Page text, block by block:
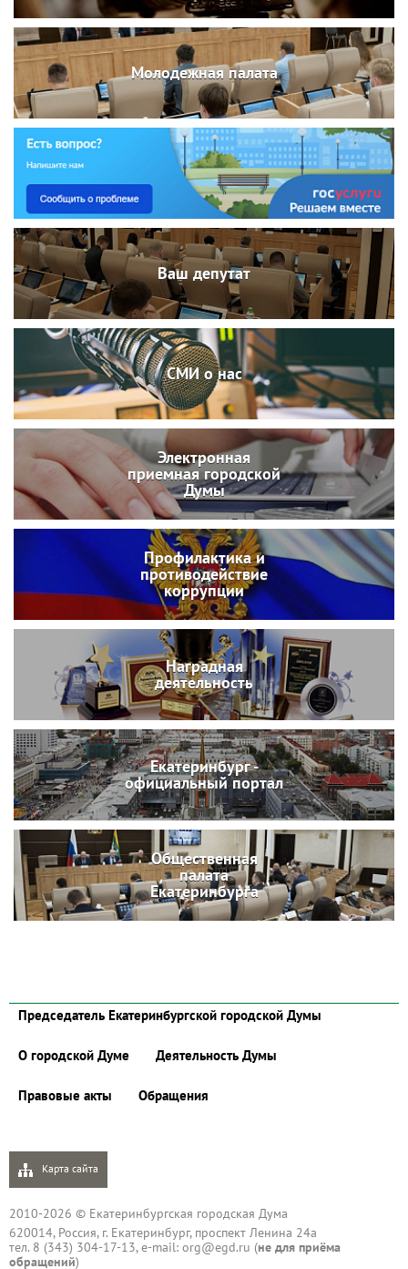
Молодежная палата
Ваш депутат
СМИ о нас
Электронная
приемная городской
Думы
Профилактика и
противодействие
коррупции
Наградная
деятельность
Екатеринбург -
официальный портал
Общественная
палата
Екатеринбурга
Председатель Екатеринбургской городской Думы
О городской Думе Деятельность Думы
Правовые акты Обращения
Карта сайта
2010-2026 © Екатеринбургская городская Дума
620014, Россия, г. Екатеринбург, проспект Ленина 24а
тел. 8 (343) 304-17-13, e-mail: org@egd.ru (не для приёма
обращений)